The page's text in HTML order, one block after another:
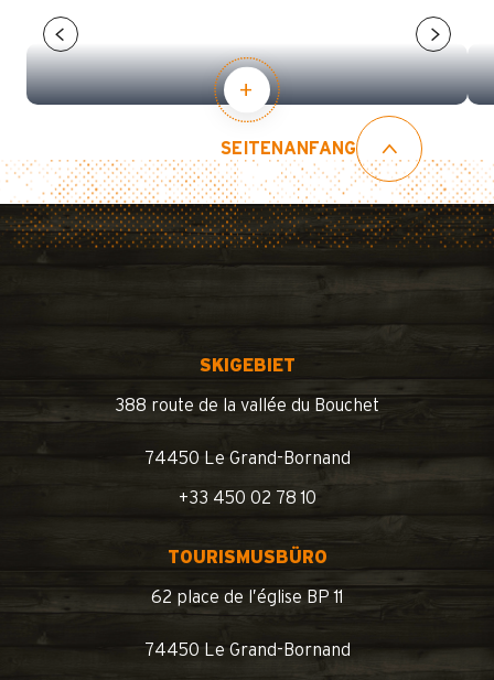
SEITENANFANG
SKIGEBIET
388 route de la vallée du Bouchet
74450 Le Grand-Bornand
+33 450 02 78 10
TOURISMUSBÜRO
62 place de l’église BP 11
74450 Le Grand-Bornand